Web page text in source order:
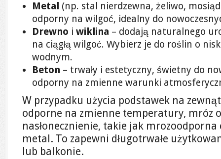
Metal (np. stal nierdzewna, żeliwo,
odporny na wilgoć, idealny do
Drewno i wiklina – dodają naturalnego
na ciągłą wilgoć. Wybierz je do roślin o
wodnym.
Beton – trwały i estetyczny, świetny do
odporny na zmienne warunki
W przypadku użycia podstawek na
odporne na zmienne temperatury, mróz
nasłonecznienie, takie jak
metal. To zapewni długotrwałe
lub balkonie.